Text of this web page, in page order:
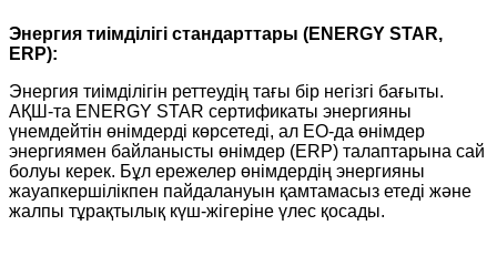
Энергия тиімділігі стандарттары (ENERGY STAR,
ERP):
Энергия тиімділігін реттеудің тағы бір негізгі бағыты.
АҚШ-та ENERGY STAR сертификаты энергияны
үнемдейтін өнімдерді көрсетеді, ал ЕО-да өнімдер
энергиямен байланысты өнімдер (ERP) талаптарына сай
болуы керек. Бұл ережелер өнімдердің энергияны
жауапкершілікпен пайдалануын қамтамасыз етеді және
жалпы тұрақтылық күш-жігеріне үлес қосады.